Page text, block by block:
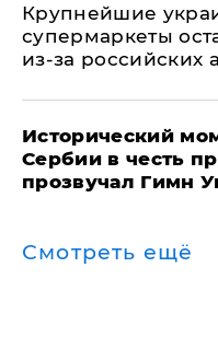
Крупнейшие
супермаркеты
из-за российских
Исторический
Сербии в честь
прозвучал Гимн
Смотреть ещё